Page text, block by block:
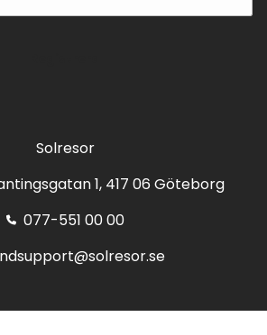
Solresor
1, 417 06 Göteborg
077-551 00 00